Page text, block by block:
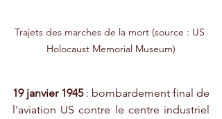
Trajets des marches de la mort (source : US
Holocaust Memorial Museum)
19 janvier 1945 : bombardement final de
l'aviation US contre le centre industriel